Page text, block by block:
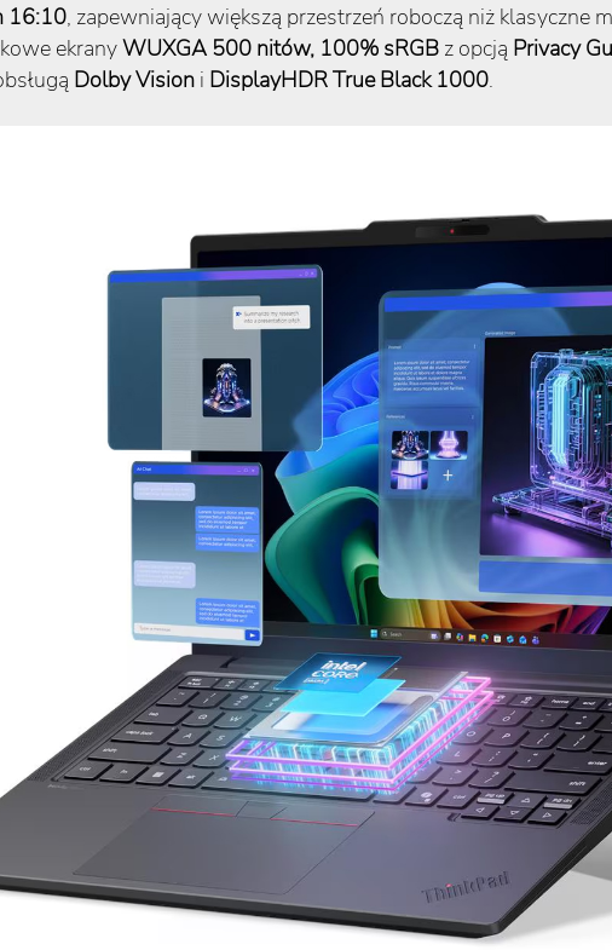
16:10, zapewniający większą przestrzeń roboczą niż klasyczne
ekranyWUXGA 500 nitów, 100% sRGB z opcją Privacy
Dolby Vision i DisplayHDR True Black 1000.